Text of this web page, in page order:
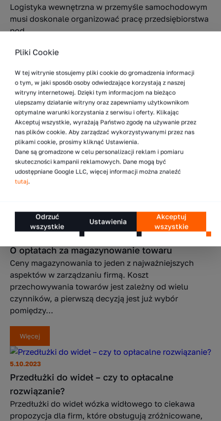
Logistyka wewnętrzna w przemyśle samochodowym
musi doskonale organizować pracę przedsiębiorstwa
pod...
Więcej
10.10.2023
Czym jest i do czego służy wózek widłowy
terenowy?
Zróżnicowanie przedsiębiorstw tworzących globalną
gospodarkę wymusza na dostawcach sprzętu do
obsługi ciężkich ładunków przystosowanie maszyn
do pracy w skrajnie odmiennych warunkach.
Doskonałym...
O opłatach za magazynowanie towaru
Ceny magazynowania to jeden z najważniejszych
aspektów w zarządzaniu firmą. Koszt
przechowywania towarów jest zależny od wielu
czynników, a pierwszą decyzją jest już wybór
pomiędzy...
Więcej
5.10.2023
Przedłużki do wideł – czy to opłacalne
rozwiązanie?
Przedłużki do wideł wózka widłowego to ciekawa
propozycja dla firm, które obsługują zróżnicowane,
Pliki Cookie
W tej witrynie stosujemy pliki cookie do gromadzenia informacji
o tym, w jaki sposób osoby odwiedzające korzystają z naszej
witryny internetowej. Dzięki tym informacjom na bieżąco
ulepszamy działanie witryny oraz zapewniamy użytkownikom
optymalne warunki korzystania z serwisu i oferty. Klikając
Akceptuj wszystkie, wyrażają Państwo zgodę na używanie przez
nas plików cookie. Aby zarządzać wykorzystywanymi przez nas
plikami cookie, prosimy kliknąć Ustawienia.
Dane są gromadzone w celu personalizacji reklam i pomiaru
skuteczności kampanii reklamowych. Dane mogą być
udostępniane Google LLC, więcej informacji można znaleźć
tutaj.
Odrzuć
wszystkie
Ustawienia
Akceptuj
wszystkie